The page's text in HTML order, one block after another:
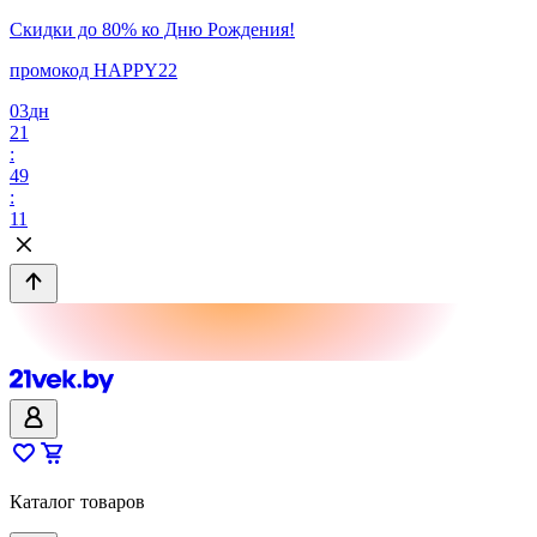
Скидки до 80% ко Дню Рождения!
промокод HAPPY22
03дн
21
:
49
:
11
Каталог товаров